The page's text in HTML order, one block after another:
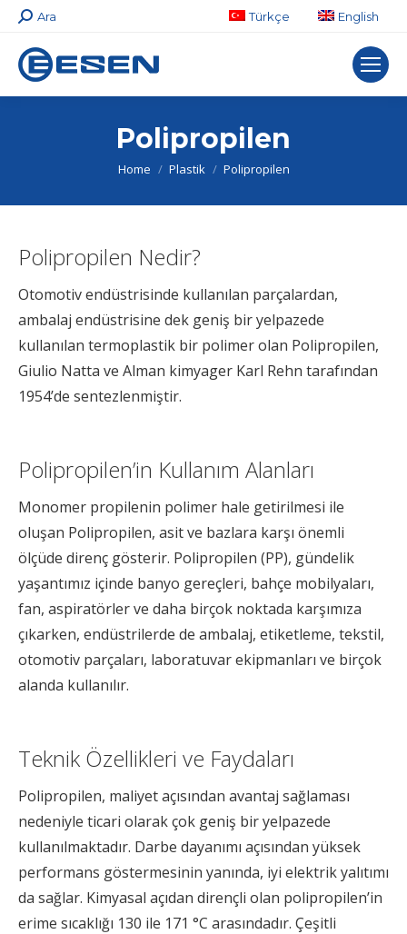
Search:
Ara Türkçe English
Polipropilen
You are here:
Home Plastik Polipropilen
Polipropilen Nedir?
Otomotiv endüstrisinde kullanılan parçalardan,
ambalaj endüstrisine dek geniş bir yelpazede
kullanılan termoplastik bir polimer olan Polipropilen,
Giulio Natta ve Alman kimyager Karl Rehn tarafından
1954’de sentezlenmiştir.
Polipropilen’in Kullanım Alanları
Monomer propilenin polimer hale getirilmesi ile
oluşan Polipropilen, asit ve bazlara karşı önemli
ölçüde direnç gösterir. Polipropilen (PP), gündelik
yaşantımız içinde banyo gereçleri, bahçe mobilyaları,
fan, aspiratörler ve daha birçok noktada karşımıza
çıkarken, endüstrilerde de ambalaj, etiketleme, tekstil,
otomotiv parçaları, laboratuvar ekipmanları ve birçok
alanda kullanılır.
Teknik Özellikleri ve Faydaları
Polipropilen, maliyet açısından avantaj sağlaması
nedeniyle ticari olarak çok geniş bir yelpazede
kullanılmaktadır. Darbe dayanımı açısından yüksek
performans göstermesinin yanında, iyi elektrik yalıtımı
da sağlar. Kimyasal açıdan dirençli olan polipropilen’in
erime sıcaklığı 130 ile 171 °C arasındadır. Çeşitli